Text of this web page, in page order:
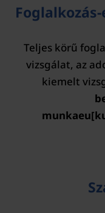
Teljes körű
vizsgálat, az
kiemelt